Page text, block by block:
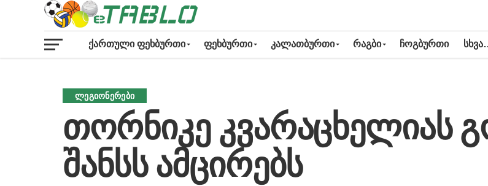
ᲥᲐᲠᲗᲣᲚᲘ ᲤᲔᲮᲑᲣᲠᲗᲘ ᲤᲔᲮᲑᲣᲠᲗᲘ ᲙᲐᲚᲐᲗᲑᲣᲠᲗᲘ ᲠᲐᲒᲑᲘ ᲩᲝᲒᲑᲣᲠᲗᲘ
ᲚᲔᲒᲘᲝᲜᲔᲠᲔᲑᲘ
თორნიკე კვარაცხელიას
შანსს ამცირებს